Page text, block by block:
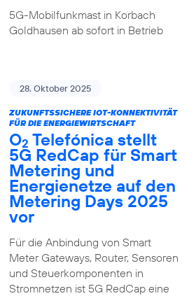
5G-Mobilfunkmast in Korbach
Goldhausen ab sofort in Betrieb
28. Oktober 2025
ZUKUNFTSSICHERE IOT-KONNEKTIVITÄT
FÜR DIE ENERGIEWIRTSCHAFT
O2 Telefónica stellt
5G RedCap für Smart
Metering und
Energienetze auf den
Metering Days 2025
vor
Für die Anbindung von Smart
Meter Gateways, Router, Sensoren
und Steuerkomponenten in
Stromnetzen ist 5G RedCap eine